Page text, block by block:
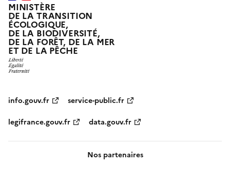
MINISTÈRE
DE LA TRANSITION
ÉCOLOGIQUE,
DE LA BIODIVERSITÉ,
DE LA FORÊT, DE LA MER
ET DE LA PÊCHE
info.gouv.fr
service-public.fr
legifrance.gouv.fr
data.gouv.fr
Nos partenaires